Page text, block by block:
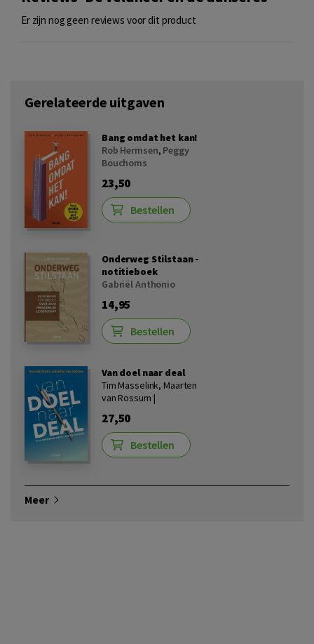
Er zijn nog geen reviews voor dit product
Gerelateerde uitgaven
Bang omdat het kan!
Rob Hermsen, Peggy
Bouchoms
23,50
Bestellen
Onderweg Stilstaan -
notitieboek
Gabriël Anthonio
14,95
Bestellen
Van doel naar deal
Tim Masselink, Maarten
van Rossum |
27,50
Bestellen
Meer